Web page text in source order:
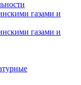
газами и
газами и